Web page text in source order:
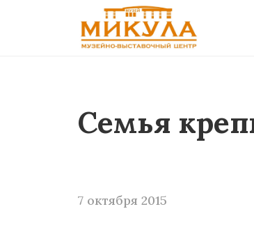
Семья
7 октября 2015